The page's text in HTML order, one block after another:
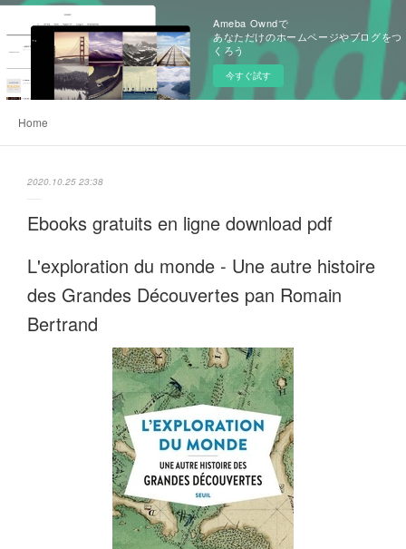
Ameba Owndで
あなただけのホームページやブログをつ
くろう
今すぐ試す
Home
2020.10.25 23:38
Ebooks gratuits en ligne download pdf
L'exploration du monde - Une autre histoire
des Grandes Découvertes pan Romain
Bertrand